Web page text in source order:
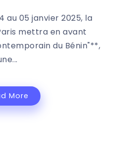
au 05 janvier 2025, la
mettra en avant
du Bénin"**,
More